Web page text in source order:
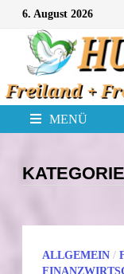
Zum
Inhalt
springen
6. August 2026
MENÜ
ALLGEMEIN /